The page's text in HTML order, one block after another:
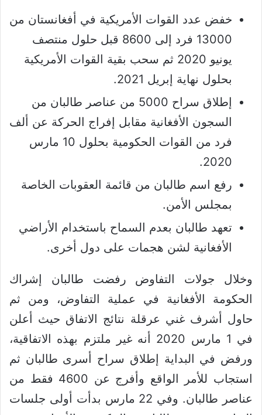
خفض عدد القوات الأمريكية في أفغانستان من
13000 فرد إلى 8600 قبل حلول منتصف
يونيو 2020 ثم سحب بقية القوات الأمريكية
بحلول نهاية إبريل 2021.
إطلاق سراح 5000 من عناصر طالبان من
السجون الأفغانية مقابل إفراج الحركة عن ألف
فرد من القوات الحكومية بحلول 10 مارس
2020.
رفع اسم طالبان من قائمة العقوبات الخاصة
بمجلس الأمن.
تعهد طالبان بعدم السماح باستخدام الأراضي
الأفغانية لشن هجمات على دول أخرى.
وخلال جولات التفاوض رفضت طالبان إشراك
الحكومة الأفغانية في عملية التفاوض، ومن ثم
حاول أشرف غني عرقلة نتائج الاتفاق حيث أعلن
في 1 مارس 2020 أنه غير ملتزم بهذه الاتفاقية،
ورفض في البداية إطلاق سراح أسرى طالبان ثم
استجاب للأمر الواقع وأفرج عن 4600 فقط من
عناصر طالبان. وفي 22 مارس بدأت أولى جلسات